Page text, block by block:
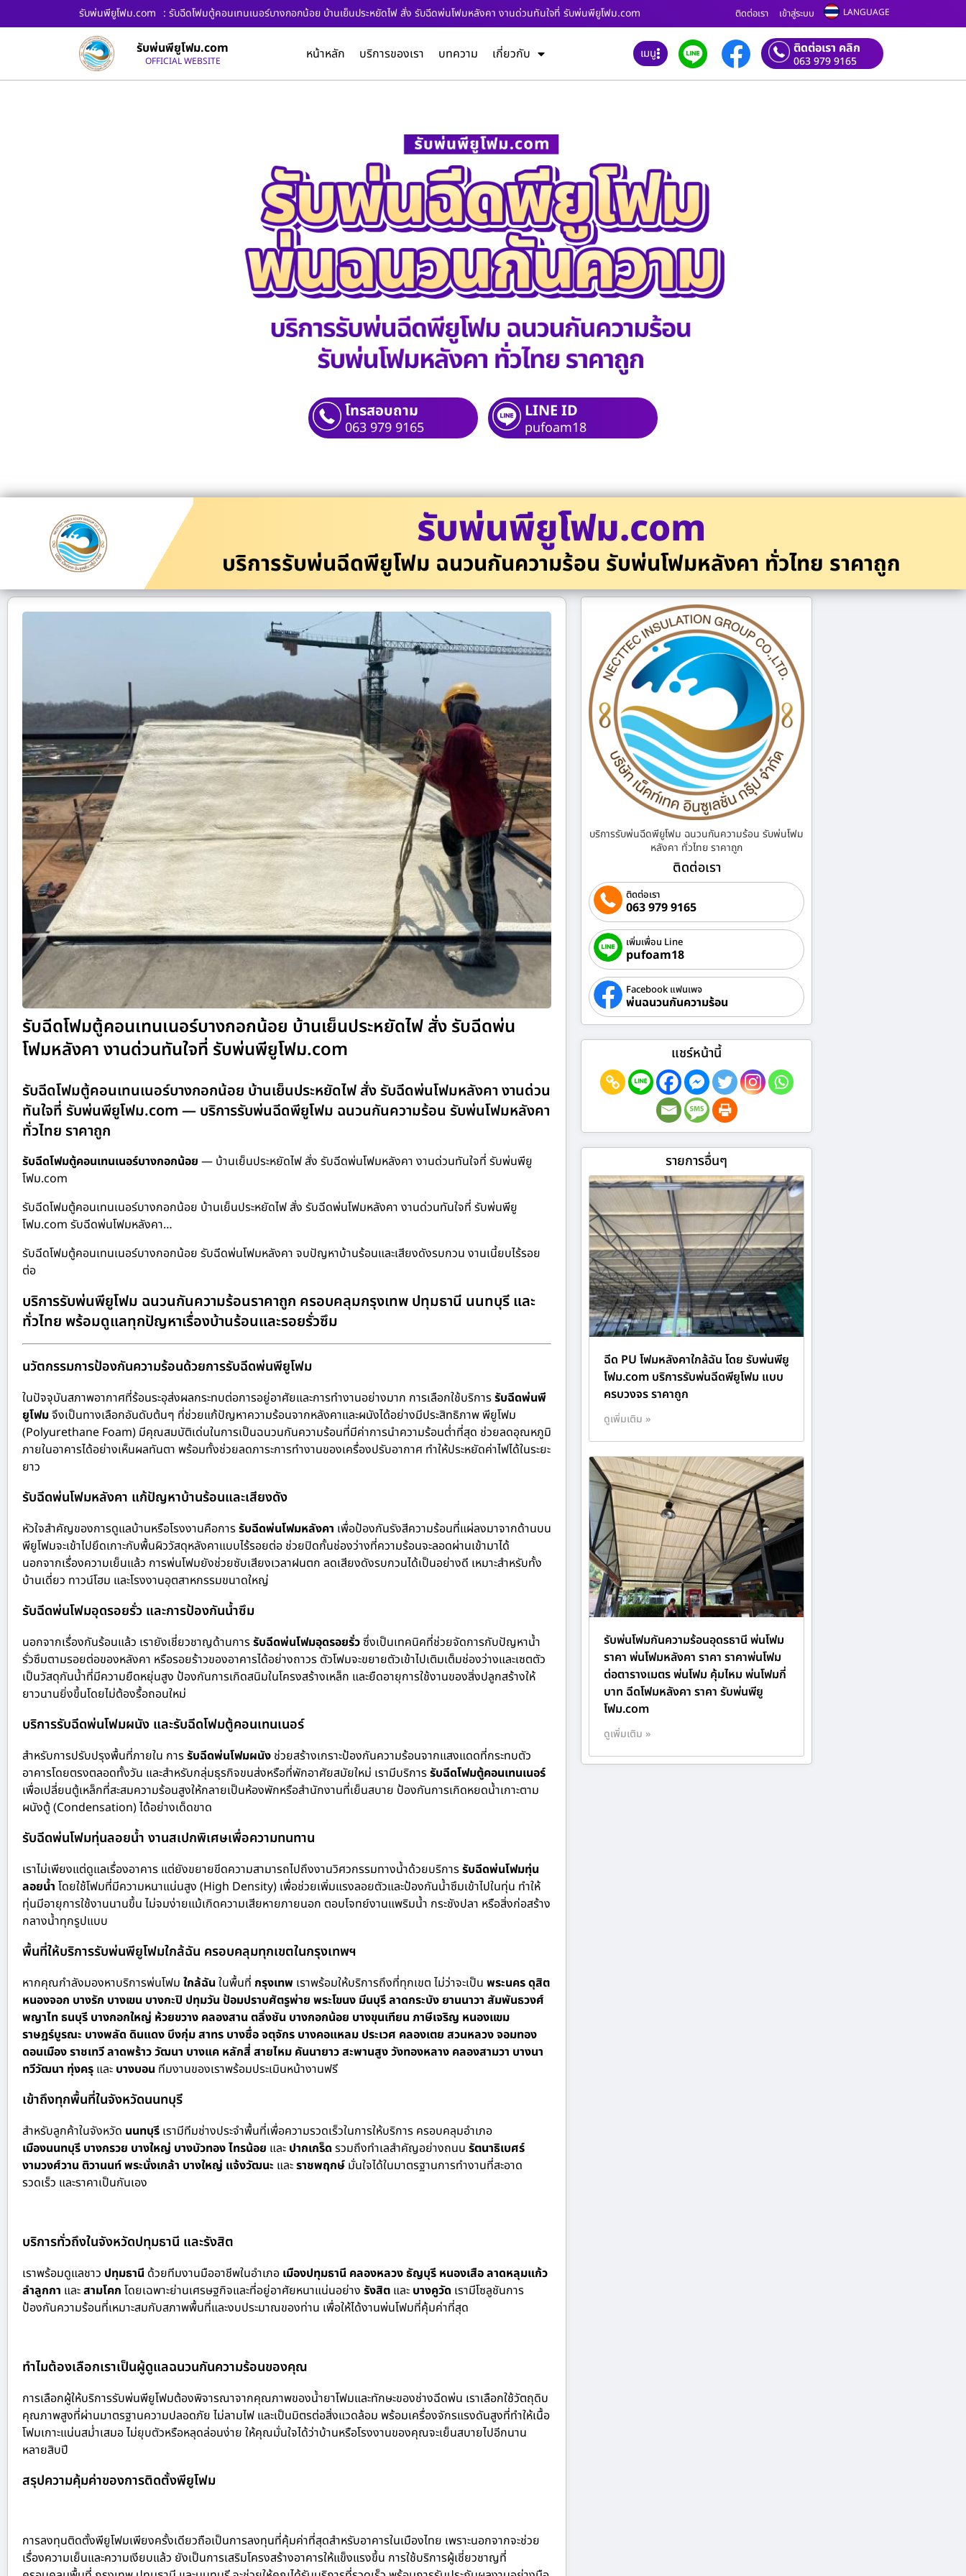
รับพ่นพียูโฟม.com : รับฉีดโฟมตู้คอนเทนเนอร์บางกอกน้อย บ้านเย็นประหยัดไฟ สั่ง รับฉีดพ่นโฟมหลังคา งานด่วนทันใจที่ รับพ่นพียูโฟม.com ติดต่อเรา เข้าสู่ระบบ LANGUAGE
รับพ่นพียูโฟม.com
OFFICIAL WEBSITE หน้าหลัก บริการของเรา บทความ เกี่ยวกับ เมนู ติดต่อเรา คลิก
063 979 9165
โทรสอบถาม
063 979 9165
LINE ID
pufoam18
รับพ่นพียูโฟม.com
บริการรับพ่นฉีดพียูโฟม ฉนวนกันความร้อน รับพ่นโฟมหลังคา ทั่วไทย ราคาถูก
รับฉีดโฟมตู้คอนเทนเนอร์บางกอกน้อย บ้านเย็นประหยัดไฟ สั่ง รับฉีดพ่น
โฟมหลังคา งานด่วนทันใจที่ รับพ่นพียูโฟม.com
รับฉีดโฟมตู้คอนเทนเนอร์บางกอกน้อย บ้านเย็นประหยัดไฟ สั่ง รับฉีดพ่นโฟมหลังคา งานด่วน
ทันใจที่ รับพ่นพียูโฟม.com — บริการรับพ่นฉีดพียูโฟม ฉนวนกันความร้อน รับพ่นโฟมหลังคา
ทั่วไทย ราคาถูก
รับฉีดโฟมตู้คอนเทนเนอร์บางกอกน้อย — บ้านเย็นประหยัดไฟ สั่ง รับฉีดพ่นโฟมหลังคา งานด่วนทันใจที่ รับพ่นพียู
โฟม.com
รับฉีดโฟมตู้คอนเทนเนอร์บางกอกน้อย บ้านเย็นประหยัดไฟ สั่ง รับฉีดพ่นโฟมหลังคา งานด่วนทันใจที่ รับพ่นพียู
โฟม.com รับฉีดพ่นโฟมหลังคา…
รับฉีดโฟมตู้คอนเทนเนอร์บางกอกน้อย รับฉีดพ่นโฟมหลังคา จบปัญหาบ้านร้อนและเสียงดังรบกวน งานเนี้ยบไร้รอย
ต่อ
บริการรับพ่นพียูโฟม ฉนวนกันความร้อนราคาถูก ครอบคลุมกรุงเทพ ปทุมธานี นนทบุรี และ
ทั่วไทย พร้อมดูแลทุกปัญหาเรื่องบ้านร้อนและรอยรั่วซึม
นวัตกรรมการป้องกันความร้อนด้วยการรับฉีดพ่นพียูโฟม
ในปัจจุบันสภาพอากาศที่ร้อนระอุส่งผลกระทบต่อการอยู่อาศัยและการทำงานอย่างมาก การเลือกใช้บริการรับฉีดพ่นพี
ยูโฟมจึงเป็นทางเลือกอันดับต้นๆ ที่ช่วยแก้ปัญหาความร้อนจากหลังคาและผนังได้อย่างมีประสิทธิภาพ พียูโฟม
(Polyurethane Foam) มีคุณสมบัติเด่นในการเป็นฉนวนกันความร้อนที่มีค่าการนำความร้อนต่ำที่สุด ช่วยลดอุณหภูมิ
ภายในอาคารได้อย่างเห็นผลทันตา พร้อมทั้งช่วยลดภาระการทำงานของเครื่องปรับอากาศ ทำให้ประหยัดค่าไฟได้ในระยะ
ยาว
รับฉีดพ่นโฟมหลังคา แก้ปัญหาบ้านร้อนและเสียงดัง
หัวใจสำคัญของการดูแลบ้านหรือโรงงานคือการรับฉีดพ่นโฟมหลังคา เพื่อป้องกันรังสีความร้อนที่แผ่ลงมาจากด้านบน
พียูโฟมจะเข้าไปยึดเกาะกับพื้นผิววัสดุหลังคาแบบไร้รอยต่อ ช่วยปิดกั้นช่องว่างที่ความร้อนจะลอดผ่านเข้ามาได้
นอกจากเรื่องความเย็นแล้ว การพ่นโฟมยังช่วยซับเสียงเวลาฝนตก ลดเสียงดังรบกวนได้เป็นอย่างดี เหมาะสำหรับทั้ง
บ้านเดี่ยว ทาวน์โฮม และโรงงานอุตสาหกรรมขนาดใหญ่
รับฉีดพ่นโฟมอุดรอยรั่ว และการป้องกันน้ำซึม
นอกจากเรื่องกันร้อนแล้ว เรายังเชี่ยวชาญด้านการรับฉีดพ่นโฟมอุดรอยรั่วซึ่งเป็นเทคนิคที่ช่วยจัดการกับปัญหาน้ำ
รั่วซึมตามรอยต่อของหลังคา หรือรอยร้าวของอาคารได้อย่างถาวร ตัวโฟมจะขยายตัวเข้าไปเติมเต็มช่องว่างและเซตตัว
เป็นวัสดุกันน้ำที่มีความยืดหยุ่นสูง ป้องกันการเกิดสนิมในโครงสร้างเหล็ก และยืดอายุการใช้งานของสิ่งปลูกสร้างให้
ยาวนานยิ่งขึ้นโดยไม่ต้องรื้อถอนใหม่
บริการรับฉีดพ่นโฟมผนัง และรับฉีดโฟมตู้คอนเทนเนอร์
สำหรับการปรับปรุงพื้นที่ภายใน การรับฉีดพ่นโฟมผนัง ช่วยสร้างเกราะป้องกันความร้อนจากแสงแดดที่กระทบตัว
อาคารโดยตรงตลอดทั้งวัน และสำหรับกลุ่มธุรกิจขนส่งหรือที่พักอาศัยสมัยใหม่ เรามีบริการรับฉีดโฟมตู้คอนเทนเนอร์
เพื่อเปลี่ยนตู้เหล็กที่สะสมความร้อนสูงให้กลายเป็นห้องพักหรือสำนักงานที่เย็นสบาย ป้องกันการเกิดหยดน้ำเกาะตาม
ผนังตู้ (Condensation) ได้อย่างเด็ดขาด
รับฉีดพ่นโฟมทุ่นลอยน้ำ งานสเปกพิเศษเพื่อความทนทาน
เราไม่เพียงแต่ดูแลเรื่องอาคาร แต่ยังขยายขีดความสามารถไปถึงงานวิศวกรรมทางน้ำด้วยบริการรับฉีดพ่นโฟมทุ่น
ลอยน้ำ โดยใช้โฟมที่มีความหนาแน่นสูง (High Density) เพื่อช่วยเพิ่มแรงลอยตัวและป้องกันน้ำซึมเข้าไปในทุ่น ทำให้
ทุ่นมีอายุการใช้งานนานขึ้น ไม่จมง่ายแม้เกิดความเสียหายภายนอก ตอบโจทย์งานแพริมน้ำ กระชังปลา หรือสิ่งก่อสร้าง
กลางน้ำทุกรูปแบบ
พื้นที่ให้บริการรับพ่นพียูโฟมใกล้ฉัน ครอบคลุมทุกเขตในกรุงเทพฯ
หากคุณกำลังมองหาบริการพ่นโฟม ใกล้ฉัน ในพื้นที่ กรุงเทพ เราพร้อมให้บริการถึงที่ทุกเขต ไม่ว่าจะเป็น พระนคร ดุสิต
หนองจอก บางรัก บางเขน บางกะปิ ปทุมวัน ป้อมปราบศัตรูพ่าย พระโขนง มีนบุรี ลาดกระบัง ยานนาวา สัมพันธวงศ์
พญาไท ธนบุรี บางกอกใหญ่ ห้วยขวาง คลองสาน ตลิ่งชัน บางกอกน้อย บางขุนเทียน ภาษีเจริญ หนองแขม
ราษฎร์บูรณะ บางพลัด ดินแดง บึงกุ่ม สาทร บางซื่อ จตุจักร บางคอแหลม ประเวศ คลองเตย สวนหลวง จอมทอง
ดอนเมือง ราชเทวี ลาดพร้าว วัฒนา บางแค หลักสี่ สายไหม คันนายาว สะพานสูง วังทองหลาง คลองสามวา บางนา
ทวีวัฒนา ทุ่งครุ และ บางบอน ทีมงานของเราพร้อมประเมินหน้างานฟรี
เข้าถึงทุกพื้นที่ในจังหวัดนนทบุรี
สำหรับลูกค้าในจังหวัด นนทบุรี เรามีทีมช่างประจำพื้นที่เพื่อความรวดเร็วในการให้บริการ ครอบคลุมอำเภอ
เมืองนนทบุรี บางกรวย บางใหญ่ บางบัวทอง ไทรน้อย และ ปากเกร็ด รวมถึงทำเลสำคัญอย่างถนน รัตนาธิเบศร์
งามวงศ์วาน ติวานนท์ พระนั่งเกล้า บางใหญ่ แจ้งวัฒนะ และราชพฤกษ์ มั่นใจได้ในมาตรฐานการทำงานที่สะอาด
รวดเร็ว และราคาเป็นกันเอง
บริการทั่วถึงในจังหวัดปทุมธานี และรังสิต
เราพร้อมดูแลชาว ปทุมธานี ด้วยทีมงานมืออาชีพในอำเภอ เมืองปทุมธานี คลองหลวง ธัญบุรี หนองเสือ ลาดหลุมแก้ว
ลำลูกกา และสามโคก โดยเฉพาะย่านเศรษฐกิจและที่อยู่อาศัยหนาแน่นอย่าง รังสิต และ บางคูวัด เรามีโซลูชันการ
ป้องกันความร้อนที่เหมาะสมกับสภาพพื้นที่และงบประมาณของท่าน เพื่อให้ได้งานพ่นโฟมที่คุ้มค่าที่สุด
ทำไมต้องเลือกเราเป็นผู้ดูแลฉนวนกันความร้อนของคุณ
การเลือกผู้ให้บริการรับพ่นพียูโฟมต้องพิจารณาจากคุณภาพของน้ำยาโฟมและทักษะของช่างฉีดพ่น เราเลือกใช้วัตถุดิบ
คุณภาพสูงที่ผ่านมาตรฐานความปลอดภัย ไม่ลามไฟ และเป็นมิตรต่อสิ่งแวดล้อม พร้อมเครื่องจักรแรงดันสูงที่ทำให้เนื้อ
โฟมเกาะแน่นสม่ำเสมอ ไม่ยุบตัวหรือหลุดล่อนง่าย ให้คุณมั่นใจได้ว่าบ้านหรือโรงงานของคุณจะเย็นสบายไปอีกนาน
หลายสิบปี
สรุปความคุ้มค่าของการติดตั้งพียูโฟม
การลงทุนติดตั้งพียูโฟมเพียงครั้งเดียวถือเป็นการลงทุนที่คุ้มค่าที่สุดสำหรับอาคารในเมืองไทย เพราะนอกจากจะช่วย
เรื่องความเย็นและความเงียบแล้ว ยังเป็นการเสริมโครงสร้างอาคารให้แข็งแรงขึ้น การใช้บริการผู้เชี่ยวชาญที่
บริการรับพ่นฉีดพียูโฟม ฉนวนกันความร้อน รับพ่นโฟม
หลังคา ทั่วไทย ราคาถูก
ติดต่อเรา
ติดต่อเรา
063 979 9165
เพิ่มเพื่อน Line
pufoam18
Facebook แฟนเพจ
พ่นฉนวนกันความร้อน
แชร์หน้านี้
รายการอื่นๆ
ฉีด PU โฟมหลังคาใกล้ฉัน โดย รับพ่นพียู
โฟม.com บริการรับพ่นฉีดพียูโฟม แบบ
ครบวงจร ราคาถูก
ดูเพิ่มเติม »
รับพ่นโฟมกันความร้อนอุดรธานี พ่นโฟม
ราคา พ่นโฟมหลังคา ราคา ราคาพ่นโฟม
ต่อตารางเมตร พ่นโฟม คุ้มไหม พ่นโฟมกี่
บาท ฉีดโฟมหลังคา ราคา รับพ่นพียู
โฟม.com
ดูเพิ่มเติม »